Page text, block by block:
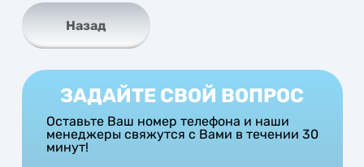
Назад
ЗАДАЙТЕ СВОЙ ВОПРОС
Оставьте Ваш номер телефона и наши
менеджеры свяжутся с Вами в течении 30
минут!